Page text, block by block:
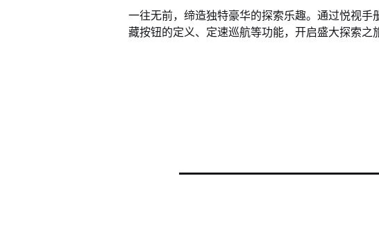
一往无前，缔造独特豪华的探索乐趣。通过悦视
藏按钮的定义、定速巡航等功能，开启盛大探索之